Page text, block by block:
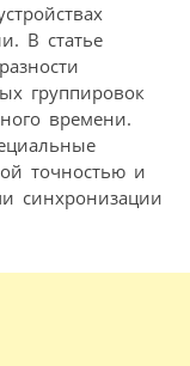
В статье
группировок
времени.
точностью и
синхронизации